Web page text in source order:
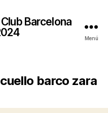
Barcelona
Menú
barco zara